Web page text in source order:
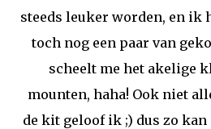
steeds leuker worden, en ik
toch nog een paar van
scheelt me het akelige
mounten, haha! Ook niet
de kit geloof ik ;) dus zo